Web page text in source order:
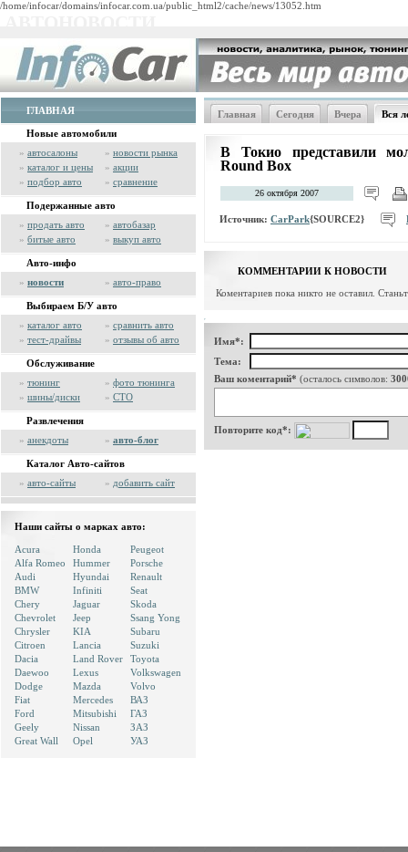
/home/infocar/domains/infocar.com.ua/public_html2/cache/news/13052.htm
ГЛАВНАЯ
Новые автомобили
» автосалоны » новости рынка
» каталог и цены » акции
» подбор авто » сравнение
Подержанные авто
» продать авто » автобазар
» битые авто » выкуп авто
Авто-инфо
» новости » авто-право
Выбираем Б/У авто
» каталог авто » сравнить авто
» тест-драйвы » отзывы об авто
Обслуживание
» тюнинг » фото тюнинга
» шины/диски » СТО
Развлечения
» анекдоты » авто-блог
Каталог Авто-сайтов
» авто-сайты » добавить сайт
Наши сайты о марках авто:
Acura
Alfa Romeo
Audi
BMW
Chery
Chevrolet
Chrysler
Citroen
Dacia
Daewoo
Dodge
Fiat
Ford
Geely
Great Wall
Honda
Hummer
Hyundai
Infiniti
Jaguar
Jeep
KIA
Lancia
Land Rover
Lexus
Mazda
Mercedes
Mitsubishi
Nissan
Opel
Peugeot
Porsche
Renault
Seat
Skoda
Ssang Yong
Subaru
Suzuki
Toyota
Volkswagen
Volvo
ВАЗ
ГАЗ
ЗАЗ
УАЗ
Главная Сегодня Вчера Вся
В Токио представили
Round Box
26 октября 2007
Источник: CarPark{SOURCE2}
КОММЕНТАРИИ К НОВОСТИ
Коментариев пока никто не оставил.
Имя*:
Тема:
Ваш коментарий* (осталось символов:
Повторите код*: